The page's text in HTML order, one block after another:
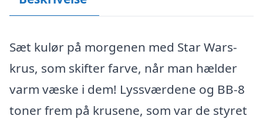
Sæt kulør på morgenen med Star Wars-
krus, som skifter farve, når man hælder
varm væske i dem! Lyssværdene og BB-8
toner frem på krusene, som var de styret